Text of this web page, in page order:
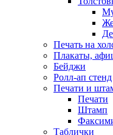
Печать на
Плакаты,
Бейджи
Ролл-ап стенд
Печати и
Печати
Штамп
Таблички